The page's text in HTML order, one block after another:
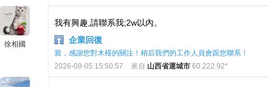
徐相國
我有興趣,請聯系我;2w以內。
企業回復
親，感謝您對木槿的關注！稍后我們的工作人員會跟您聯系！
2026-08-05 15:50:57
來自 山西省運城市 60.222.92*